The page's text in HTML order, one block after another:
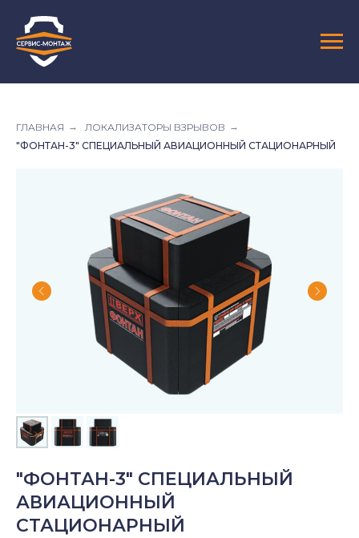
ГЛАВНАЯ → ЛОКАЛИЗАТОРЫ ВЗРЫВОВ →
"ФОНТАН-3" СПЕЦИАЛЬНЫЙ АВИАЦИОННЫЙ СТАЦИОНАРНЫЙ
"ФОНТАН-3" СПЕЦИАЛЬНЫЙ
АВИАЦИОННЫЙ
СТАЦИОНАРНЫЙ